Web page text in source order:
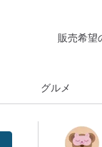
販売希望
グルメ